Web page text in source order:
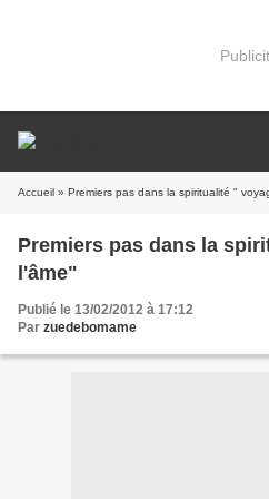
Accueil » Premiers pas dans la spiritualité "
Premiers pas dans la
l'âme"
Publié le 13/02/2012 à 17:12
Par zuedebomame